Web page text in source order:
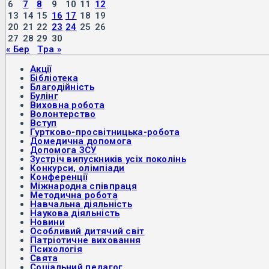
6 7 8 9 10 11
12
13 14 15 16 17 18 19
20 21 22 23 24 25 26
27 28 29 30
« Бер
Тра »
Акції
Бібліотека
Благодійність
Булінг
Виховна робота
Волонтерство
Вступ
Гуртково-просвітницька-робота
Домедична допомога
Допомога ЗСУ
Зустріч випускників усіх поколінь
Конкурси, олімпіади
Конференції
Міжнародна співпраця
Методична робота
Навчальна діяльність
Наукова діяльність
Новини
Особливий дитячий світ
Патріотичне виховання
Психологія
Свята